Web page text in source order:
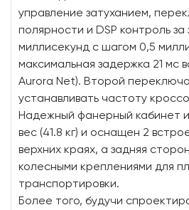
управление затуханием,
полярности и DSP контроль
миллисекунд с шагом 0,5
максимальная задержка 21 мс
Aurora Net). Второй
устанавливать частоту
Надежный фанерный кабинет
вес (41.8 кг) и оснащен 2
верхних краях, а задняя
колесными креплениями для
транспортировки.
Более того, будучи